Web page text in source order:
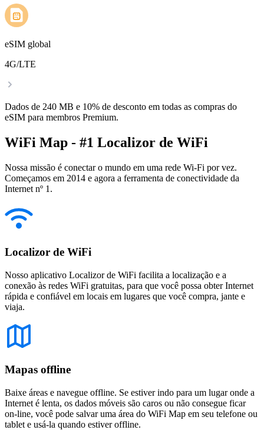
eSIM global
4G/LTE
Dados de 240 MB e 10% de desconto em todas as compras do
eSIM para membros Premium.
WiFi Map - #1 Localizor de WiFi
Nossa missão é conectar o mundo em uma rede Wi-Fi por vez.
Começamos em 2014 e agora a ferramenta de conectividade da
Internet nº 1.
Localizor de WiFi
Nosso aplicativo Localizor de WiFi facilita a localização e a
conexão às redes WiFi gratuitas, para que você possa obter Internet
rápida e confiável em locais em lugares que você compra, jante e
viaja.
Mapas offline
Baixe áreas e navegue offline. Se estiver indo para um lugar onde a
Internet é lenta, os dados móveis são caros ou não consegue ficar
on-line, você pode salvar uma área do WiFi Map em seu telefone ou
tablet e usá-la quando estiver offline.